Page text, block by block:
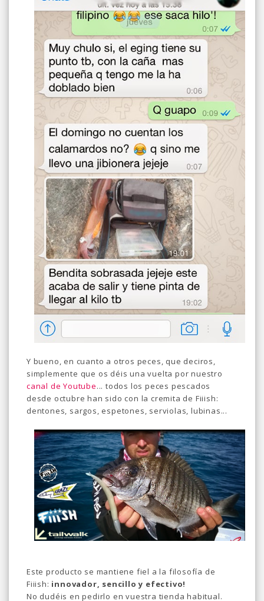
Y bueno, en cuanto a otros peces, que deciros,
simplemente que os déis una vuelta por nuestro
canal de Youtube... todos los peces pescados
desde octubre han sido con la cremita de Fiiish:
dentones, sargos, espetones, serviolas, lubinas...
Este producto se mantiene fiel a la filosofía de
Fiiish: innovador, sencillo y efectivo!
No dudéis en pedirlo en vuestra tienda habitual.